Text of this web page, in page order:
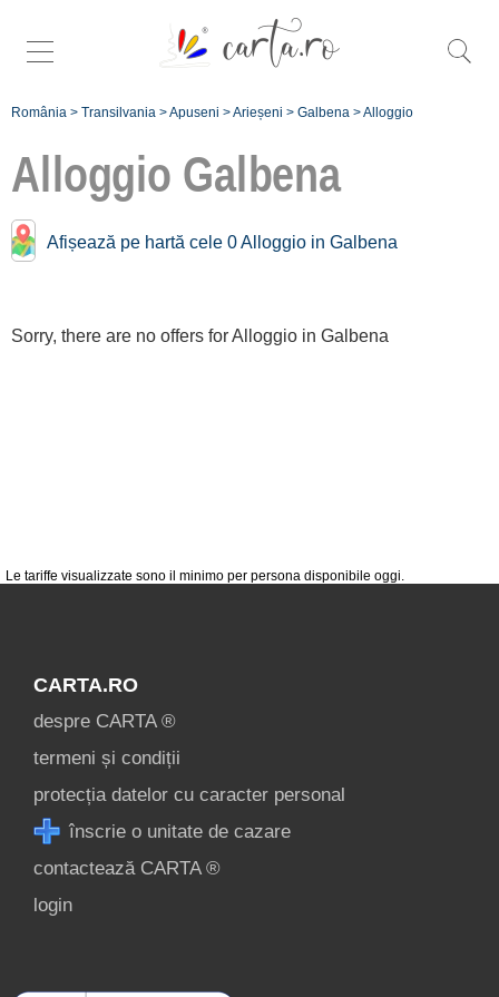
România > Transilvania >Apuseni >Arieșeni > Galbena >Alloggio
Alloggio Galbena
Afișează pe hartă cele 0 Alloggio in Galbena
Le tariffe visualizzate sono il minimo per persona disponibile oggi.
Sorry, there are no offers for Alloggio in Galbena
Alloggio vicino a
Galbena:
despre C A R T A ®
termeni și condiții
contact
login
CARTA.RO
despre CARTA ®
termeni și condiții
protecția datelor cu caracter personal
înscrie o unitate de cazare
contactează CARTA ®
login